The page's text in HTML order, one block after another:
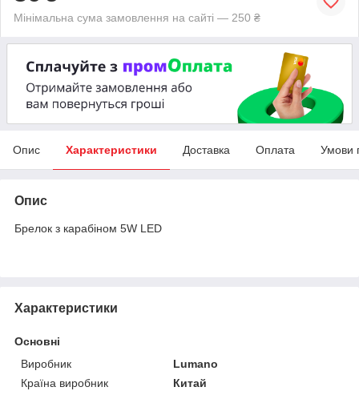
Мінімальна сума замовлення на сайті — 250 ₴
Опис Характеристики Доставка Оплата Умови
Опис
Брелок з карабіном 5W LED
Характеристики
Основні
Виробник
Lumano
Країна виробник
Китай